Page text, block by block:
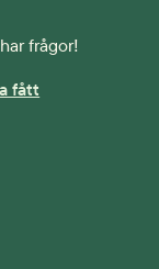
frågor!
fått